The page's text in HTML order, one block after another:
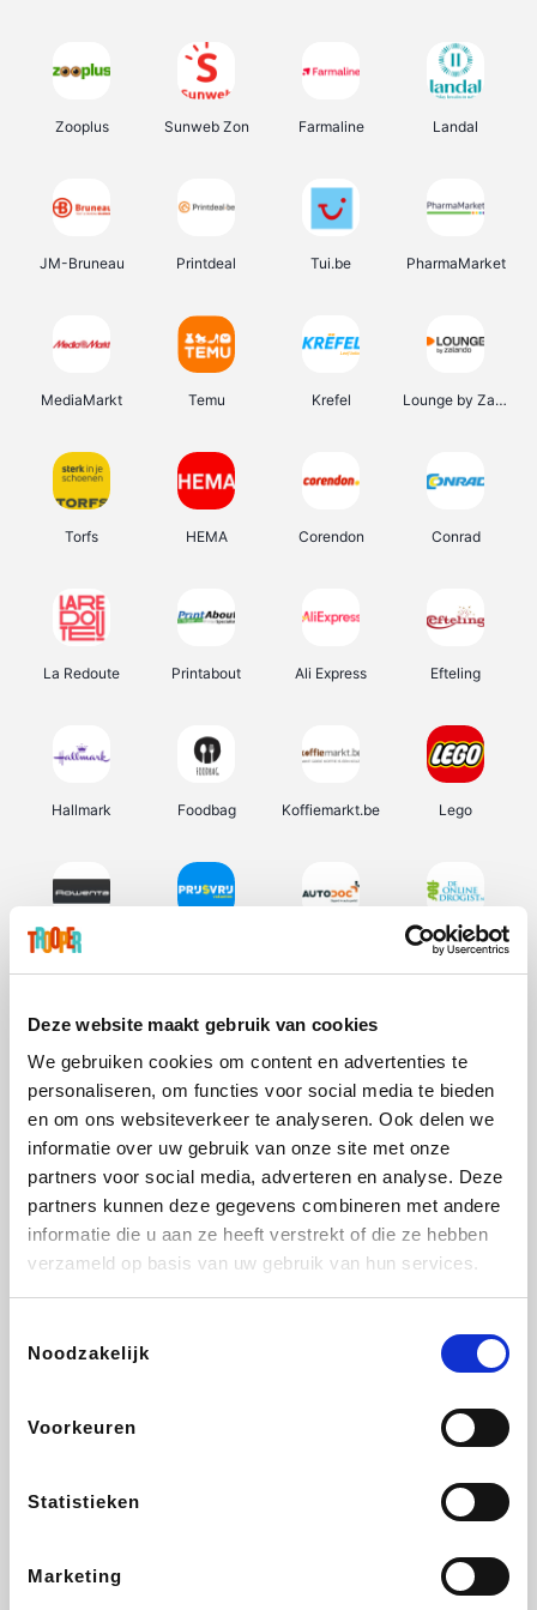
Deze website maakt gebruik van cookies
We gebruiken cookies om content en advertenties te
personaliseren, om functies voor social media te bieden
en om ons websiteverkeer te analyseren. Ook delen we
informatie over uw gebruik van onze site met onze
partners voor social media, adverteren en analyse. Deze
partners kunnen deze gegevens combineren met andere
informatie die u aan ze heeft verstrekt of die ze hebben
verzameld op basis van uw gebruik van hun services.
Noodzakelijk
Voorkeuren
Statistieken
Marketing
Zooplus Sunweb Zon Farmaline Landal
JM-Bruneau Printdeal Tui.be PharmaMarket
MediaMarkt Temu Krefel Lounge by Zalando
Torfs HEMA Corendon Conrad
La Redoute Printabout Ali Express Efteling
Hallmark Foodbag Koffiemarkt.be Lego
Rowenta De Online Drogist
Vidaxl Lampenlicht.be Plopsa
Adidas
DectDirect
Ibood SupraBazar